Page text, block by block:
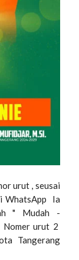
urut , seusai
WhatsApp Ia
" Mudah -
Nomer urut 2
Tangerang